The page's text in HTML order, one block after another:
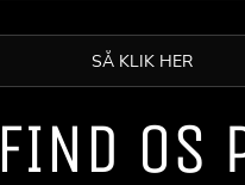
SÅ KLIK HER
FIND OS